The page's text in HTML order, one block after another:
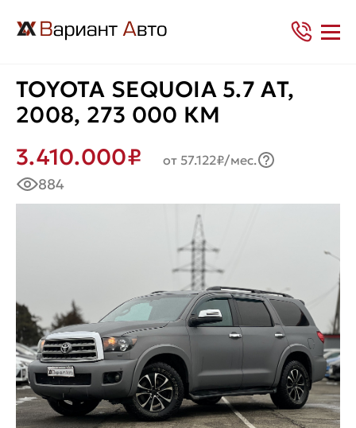
TOYOTA SEQUOIA 5.7 АТ,
2008, 273 000 КМ
3.410.000₽
от 57.122₽/мес.
884